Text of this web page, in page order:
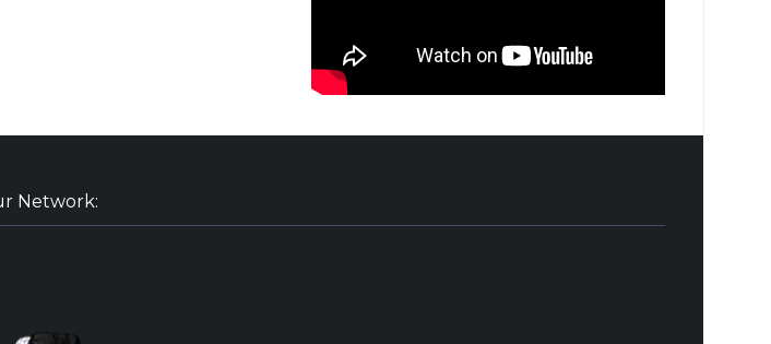
Network: